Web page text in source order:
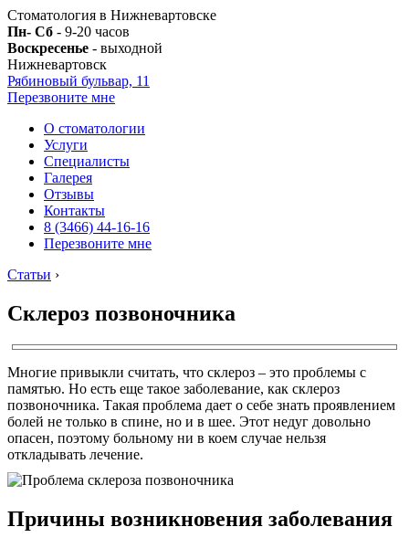
Стоматология в Нижневартовске
Пн- Сб - 9-20 часов
Воскресенье - выходной
Нижневартовск
Рябиновый бульвар, 11
Перезвоните мне
О стоматологии
Услуги
Специалисты
Галерея
Отзывы
Контакты
8 (3466) 44-16-16
Перезвоните мне
Статьи ›
Склероз позвоночника
Многие привыкли считать, что склероз – это проблемы с
памятью. Но есть еще такое заболевание, как склероз
позвоночника. Такая проблема дает о себе знать проявлением
болей не только в спине, но и в шее. Этот недуг довольно
опасен, поэтому больному ни в коем случае нельзя
откладывать лечение.
Причины возникновения заболевания